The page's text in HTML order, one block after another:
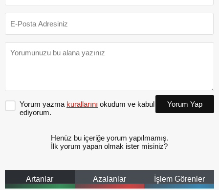
Yorum yazma kurallarını okudum ve kabul
ediyorum.
Yorum Yap
Henüz bu içeriğe yorum yapılmamış.
İlk yorum yapan olmak ister misiniz?
Artanlar Azalanlar İşlem Görenler